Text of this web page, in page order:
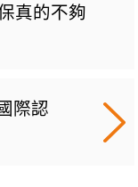
真的不夠
際認